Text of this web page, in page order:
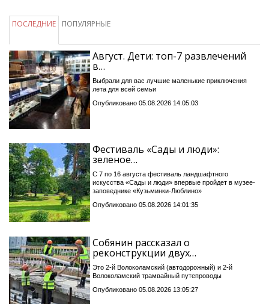
ПОСЛЕДНИЕ ПОПУЛЯРНЫЕ
Август. Дети: топ-7 развлечений
в…
Выбрали для вас лучшие маленькие приключения
лета для всей семьи
Опубликовано 05.08.2026 14:05:03
Фестиваль «Сады и люди»:
зеленое…
С 7 по 16 августа фестиваль ландшафтного
искусства «Сады и люди» впервые пройдет в музее-
заповеднике «Кузьминки-Люблино»
Опубликовано 05.08.2026 14:01:35
Собянин рассказал о
реконструкции двух…
Это 2-й Волоколамский (автодорожный) и 2-й
Волоколамский трамвайный путепроводы
Опубликовано 05.08.2026 13:05:27